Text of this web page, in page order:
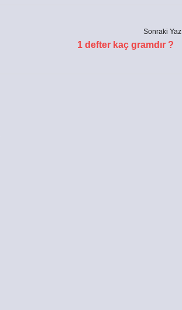
Sonraki
1 defter kaç gramdır ?